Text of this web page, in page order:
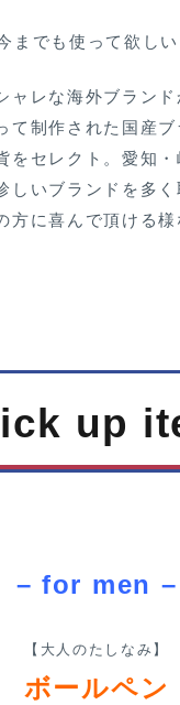
今までも使って欲しい
ャレな海外ブラン
て制作された国産
をセレクト。愛知・
しいブランドを多
方に喜んで頂ける
up
– for men –
【大人のたしなみ】
ボールペン